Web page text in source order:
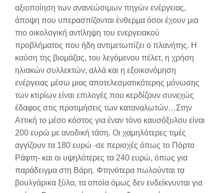
αξιοποίηση των ανανεώσιμων πηγών ενέργειας,
άποψη που υπερασπίζονται ένθερμα όσοι έχουν μια
πιο οικολογική αντίληψη του ενεργειακού
προβλήματος που ήδη αντιμετωπίζει ο πλανήτης. Η
καύση της βιομάζας, του λεγόμενου πέλετ, η χρήση
ηλιακών συλλεκτών, αλλά και η εξοικονόμηση
ενέργειας μέσω μιας αποτελεσματικότερης μόνωσης
των κτιρίων είναι επιλογές που κερδίζουν συνεχώς
έδαφος στις προτιμήσεις των καταναλωτών…Στην
Αττική το μέσο κόστος για έναν τόνο καυσόξυλου είναι
200 ευρώ με ανοδική τάση. Οι χαμηλότερες τιμές
αγγίζουν τα 180 ευρώ -σε περιοχές όπως το Πόρτο
Ράφτη- και οι υψηλότερες τα 240 ευρώ, όπως για
παράδειγμα στη Βάρη. Φτηνότερα πωλούνται τα
βουλγάρικα ξύλα, τα οποία όμως δεν ενδείκνυνται για